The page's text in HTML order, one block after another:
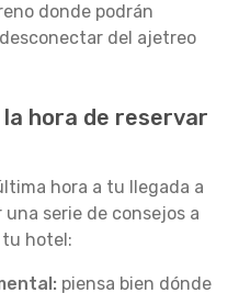
donde podrán
del ajetreo
hora de reservar
hora a tu llegada a
serie de consejos a
tu hotel:
piensa bien dónde